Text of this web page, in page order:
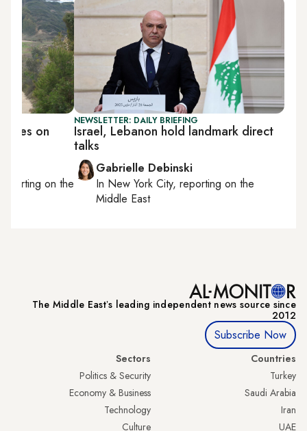
NEWSLETTER: DAILY BRIEFING
Israel, Lebanon hold landmark direct
talks
Gabrielle Debinski
In New York City, reporting on the
Middle East
on
on the
The Middle Eastʼs leading independent news source since
2012
Subscribe Now
Countries
Turkey
Saudi Arabia
Iran
UAE
Sectors
Politics & Security
Economy & Business
Technology
Culture